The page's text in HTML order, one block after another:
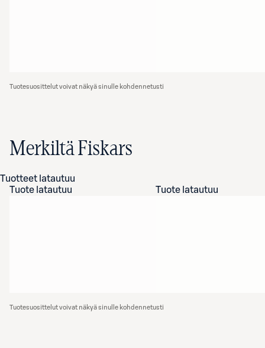
Tuotesuosittelut voivat näkyä sinulle kohdennetusti
Merkiltä Fiskars
Tuotteet latautuu
Tuote latautuu
Tuote latautuu
Tuotesuosittelut voivat näkyä sinulle kohdennetusti